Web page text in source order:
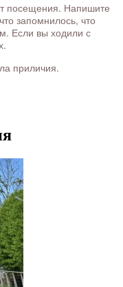
посещения. Напишите
запомнилось, что
Если вы ходили с
приличия.